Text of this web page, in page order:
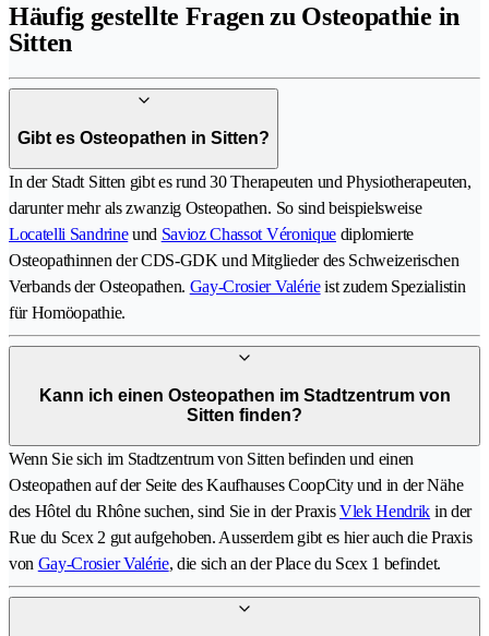
Häufig gestellte Fragen zu Osteopathie in
Sitten
Gibt es Osteopathen in Sitten?
In der Stadt Sitten gibt es rund 30 Therapeuten und Physiotherapeuten,
darunter mehr als zwanzig Osteopathen. So sind beispielsweise
Locatelli Sandrineund Savioz Chassot Véroniquediplomierte
Osteopathinnen der CDS-GDK und Mitglieder des Schweizerischen
Verbands der Osteopathen. Gay-Crosier Valérieist zudem Spezialistin
für Homöopathie.
Kann ich einen Osteopathen im Stadtzentrum von
Sitten finden?
Wenn Sie sich im Stadtzentrum von Sitten befinden und einen
Osteopathen auf der Seite des Kaufhauses CoopCity und in der Nähe
des Hôtel du Rhône suchen, sind Sie in der PraxisVlek Hendrik in der
Rue du Scex 2 gut aufgehoben. Ausserdem gibt es hier auch die Praxis
von Gay-Crosier Valérie, die sich an der Place du Scex 1 befindet.